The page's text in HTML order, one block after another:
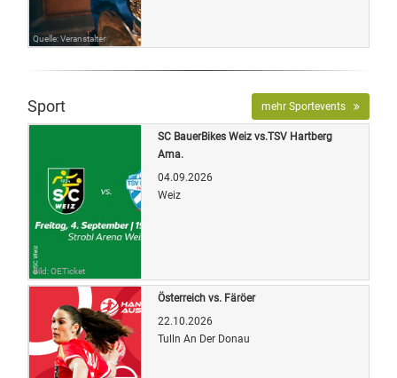
Quelle: Veranstalter
Sport mehr Sportevents
Bild: OETicket
SC BauerBikes Weiz vs.TSV Hartberg
Ama.
04.09.2026
Weiz
Österreich vs. Färöer
22.10.2026
Tulln An Der Donau